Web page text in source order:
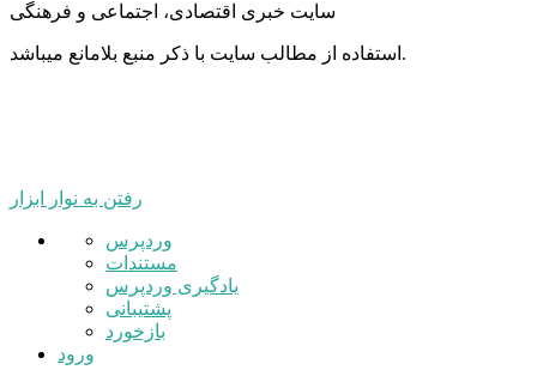
سایت خبری اقتصادی، اجتماعی و فرهنگی
استفاده از مطالب سایت با ذکر منبع بلامانع میباشد.
رفتن به نوار ابزار
درباره
وردپرس
وردپرس
مستندات
یادگیری وردپرس
پشتیبانی
بازخورد
ورود